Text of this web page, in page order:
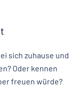
sich zuhause und
Oder kennen
freuen würde?